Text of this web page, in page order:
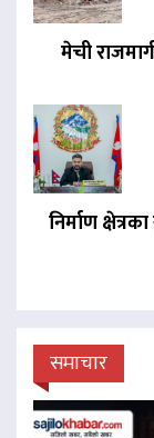
मेची
निर्माण
समाचार